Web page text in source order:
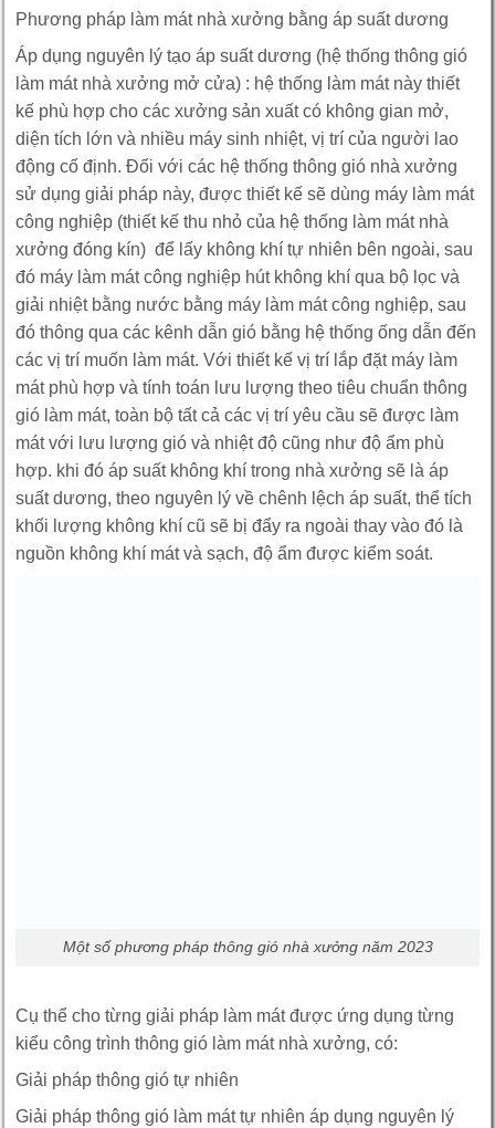
Phương pháp làm mát nhà xưởng bằng áp suất dương
Áp dụng nguyên lý tạo áp suất dương (hệ thống thông gió
làm mát nhà xưởng mở cửa) : hệ thống làm mát này thiết
kế phù hợp cho các xưởng sản xuất có không gian mở,
diện tích lớn và nhiều máy sinh nhiệt, vị trí của người lao
động cố định. Đối với các hệ thống thông gió nhà xưởng
sử dụng giải pháp này, được thiết kế sẽ dùng máy làm mát
công nghiệp (thiết kế thu nhỏ của hệ thống làm mát nhà
xưởng đóng kín) để lấy không khí tự nhiên bên ngoài, sau
đó máy làm mát công nghiệp hút không khí qua bộ lọc và
giải nhiệt bằng nước bằng máy làm mát công nghiệp, sau
đó thông qua các kênh dẫn gió bằng hệ thống ống dẫn đến
các vị trí muốn làm mát. Với thiết kế vị trí lắp đặt máy làm
mát phù hợp và tính toán lưu lượng theo tiêu chuẩn thông
gió làm mát, toàn bộ tất cả các vị trí yêu cầu sẽ được làm
mát với lưu lượng gió và nhiệt độ cũng như độ ẩm phù
hợp. khi đó áp suất không khí trong nhà xưởng sẽ là áp
suất dương, theo nguyên lý về chênh lệch áp suất, thể tích
khối lượng không khí cũ sẽ bị đẩy ra ngoài thay vào đó là
nguồn không khí mát và sạch, độ ẩm được kiểm soát.
Một số phương pháp thông gió nhà xưởng năm 2023
Cụ thể cho từng giải pháp làm mát được ứng dụng từng
kiểu công trình thông gió làm mát nhà xưởng, có:
Giải pháp thông gió tự nhiên
Giải pháp thông gió làm mát tự nhiên áp dụng nguyên lý